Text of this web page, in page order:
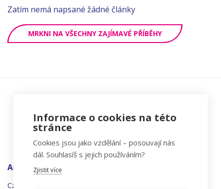
Zatím nemá napsané žádné články
MRKNI NA VŠECHNY ZAJÍMAVÉ PŘÍBĚHY
ADRESA
Czechitas, z.ú.
Informace o cookies na této
stránce
Cookies jsou jako vzdělání – posouvají nás
dál. Souhlasíš s jejich používáním?
Zjistit více